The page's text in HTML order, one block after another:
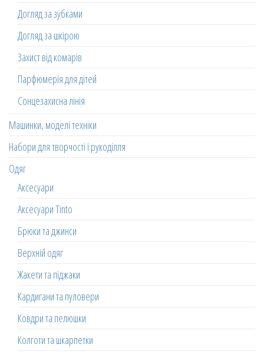
Догляд за зубками
Догляд за шкірою
Захист від комарів
Парфюмерія для дітей
Сонцезахисна лінія
Машинки, моделі техніки
Набори для творчості і рукоділля
Одяг
Аксесуари
Аксесуари Tinto
Брюки та джинси
Верхній одяг
Жакети та піджаки
Кардигани та пуловери
Ковдри та пелюшки
Колготи та шкарпетки